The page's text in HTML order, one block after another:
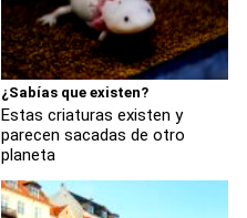
¿Sabías que existen?
Estas criaturas existen y
parecen sacadas de otro
planeta